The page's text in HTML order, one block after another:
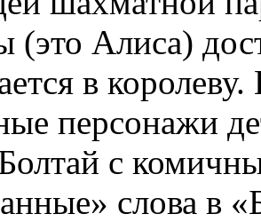
(это Алиса)
в
персонажи
с
слова в